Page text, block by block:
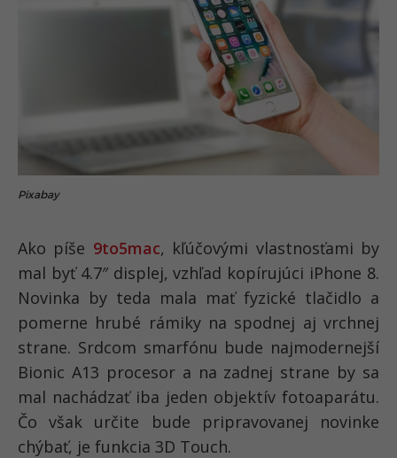
Pixabay
Ako píše 9to5mac, kľúčovými vlastnosťami by
mal byť 4.7″ displej, vzhľad kopírujúci iPhone 8.
Novinka by teda mala mať fyzické tlačidlo a
pomerne hrubé rámiky na spodnej aj vrchnej
strane. Srdcom smarfónu bude najmodernejší
Bionic A13 procesor a na zadnej strane by sa
mal nachádzať iba jeden objektív fotoaparátu.
Čo však určite bude pripravovanej novinke
chýbať, je funkcia 3D Touch.